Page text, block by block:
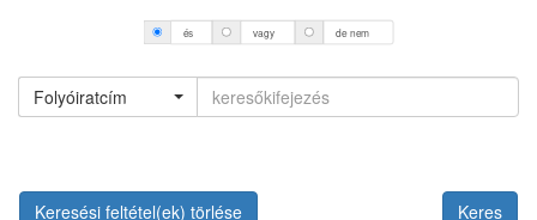
és vagy de nem
Folyóiratcím
Keresési feltétel(ek) törlése